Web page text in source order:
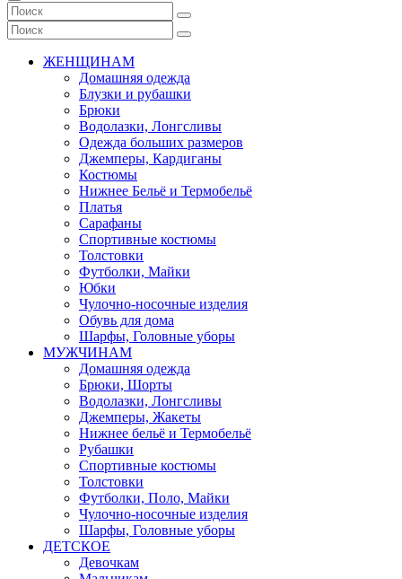
ЖЕНЩИНАМ
Домашняя одежда
Блузки и рубашки
Брюки
Водолазки, Лонгсливы
Одежда больших размеров
Джемперы, Кардиганы
Костюмы
Нижнее Бельё и Термобельё
Платья
Сарафаны
Спортивные костюмы
Толстовки
Футболки, Майки
Юбки
Чулочно-носочные изделия
Обувь для дома
Шарфы, Головные уборы
МУЖЧИНАМ
Домашняя одежда
Брюки, Шорты
Водолазки, Лонгсливы
Джемперы, Жакеты
Нижнее бельё и Термобельё
Рубашки
Спортивные костюмы
Толстовки
Футболки, Поло, Майки
Чулочно-носочные изделия
Шарфы, Головные уборы
ДЕТСКОЕ
Девочкам